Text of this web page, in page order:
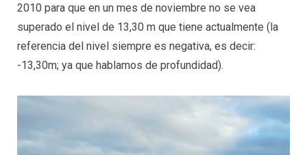
2010 para que en un mes de noviembre no se vea
superado el nivel de 13,30 m que tiene actualmente (la
referencia del nivel siempre es negativa, es decir:
-13,30m; ya que hablamos de profundidad).